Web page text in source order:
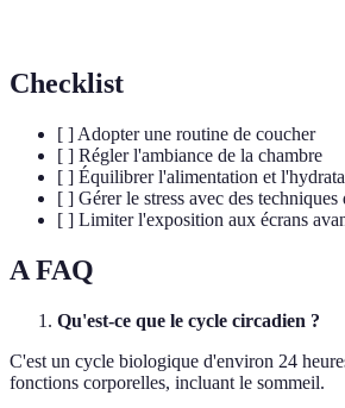
Checklist
[ ] Adopter une routine de coucher
[ ] Régler l'ambiance de la chambre
[ ] Équilibrer l'alimentation et
[ ] Gérer le stress avec des techniques
[ ] Limiter l'exposition aux écrans
A FAQ
Qu'est-ce que le cycle circadien ?
C'est un cycle biologique d'environ 24
fonctions corporelles, incluant le sommeil.